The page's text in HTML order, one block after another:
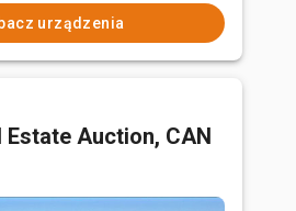
urządzenia
Estate Auction, CAN